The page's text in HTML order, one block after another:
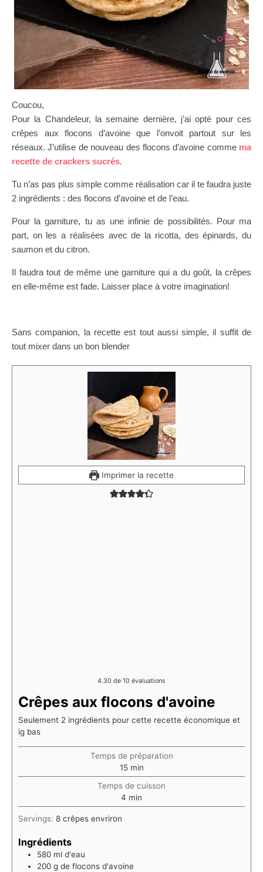
Coucou,
Pour la Chandeleur, la semaine dernière, j’ai opté pour ces
crêpes aux flocons d’avoine que l’onvoit partout sur les
réseaux. J’utilise de nouveau des flocons d’avoine comme ma
recette de crackers sucrés.
Tu n’as pas plus simple comme réalisation car il te faudra juste
2 ingrédients : des flocons d’avoine et de l’eau.
Pour la garniture, tu as une infinie de possibilités. Pour ma
part, on les a réalisées avec de la ricotta, des épinards, du
saumon et du citron.
Il faudra tout de même une garniture qui a du goût, la crêpes
en elle-même est fade. Laisser place à votre imagination!
Sans companion, la recette est tout aussi simple, il suffit de
tout mixer dans un bon blender
Imprimer la recette
4.30 de 10 évaluations
Crêpes aux flocons d'avoine
Seulement 2 ingrédients pour cette recette économique et
ig bas
Temps de préparation
15minutes
min
Temps de cuisson
4 minutes
min
Servings: 8 crêpes envriron
Ingrédients
580 ml d'eau
200 g de flocons d'avoine